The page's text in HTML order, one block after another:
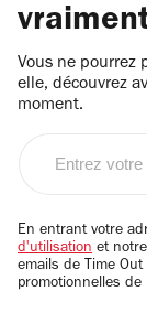
Vous ne pourrez
elle, découvrez
moment.
email
En entrant votre
d'utilisation et notre
emails de Time
promotionnelles